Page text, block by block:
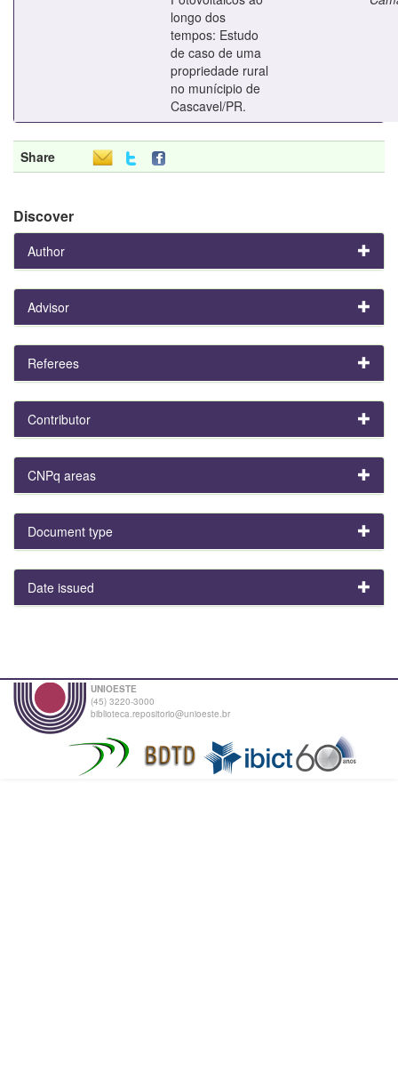
longo dos
tempos: Estudo
de caso de uma
propriedade rural
no munícipio de
Cascavel/PR.
Share
Discover
Author
Advisor
Referees
Contributor
CNPq areas
Document type
Date issued
UNIOESTE
(45) 3220-3000
biblioteca.repositorio@unioeste.br